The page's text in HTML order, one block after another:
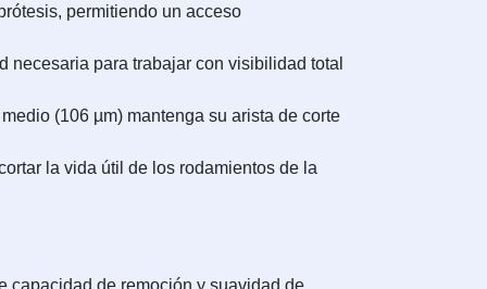
permitiendo un acceso
para trabajar con visibilidad total
(106 µm) mantenga su arista de corte
la vida útil de los rodamientos de la
capacidad de remoción y suavidad de